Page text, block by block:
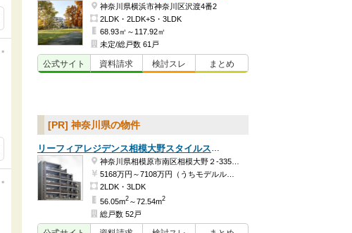
神奈川県横浜市神奈川区沢渡4番2
2LDK・2LDK+S・3LDK
68.93㎡～117.92㎡
未定/総戸数 61戸
公式サイト 資料請求 検討スレ まとめ
[PR] 神奈川県の物件
2LDK・3LDK
56.05m2 ～72.54m2
総戸数 52戸